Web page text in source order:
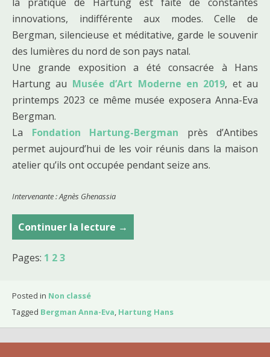
innovations, indifférente aux modes. Celle de
Bergman, silencieuse et méditative, garde le souvenir
des lumières du nord de son pays natal.
Une grande exposition a été consacrée à Hans
Hartung au Musée d’Art Moderne en 2019, et au
printemps 2023 ce même musée exposera Anna-Eva
Bergman.
La Fondation Hartung-Bergman près d’Antibes
permet aujourd’hui de les voir réunis dans la maison
atelier qu’ils ont occupée pendant seize ans.
Intervenante : Agnès Ghenassia
Continuer la lecture H
a
a
r
t
→
Pages: 1 23
Posted in Non classé
Tagged Bergman Anna-Eva, Hartung Hans